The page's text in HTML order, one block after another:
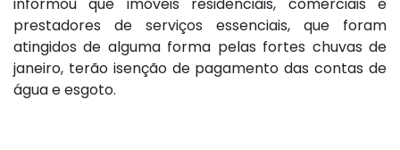
prestadores de serviços essenciais, que foram
atingidos de alguma forma pelas fortes chuvas de
janeiro, terão isenção de pagamento das contas de
água e esgoto.